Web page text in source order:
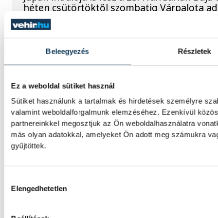
Beleegyezés Részletek
Ez a weboldal sütiket használ
Sütiket használunk a tartalmak és hirdetések személyre
valamint weboldalforgalmunk elemzéséhez. Ezenkívül
partnereinkkel megosztjuk az Ön weboldalhasználatra
más olyan adatokkal, amelyeket Ön adott meg számukra
gyűjtöttek.
Elengedhetetlen
héten csütörtöktől szombatig Várpalota
Vitális Milán négy évre írt
A magyar válogatott Vitális Milán a Varga
Athén labdarúgócsapatában folytatja
Betlehem szerint az idő
környezetben találna
kilométeren szerzett ezüstérmét
már jövőre, a hazai rendezésű